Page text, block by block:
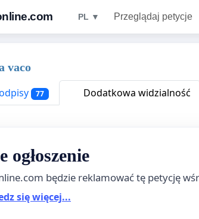
PL ▼ Przeglądaj petycje
vaco
77 Dodatkowa widzialność
ogłoszenie
będzie reklamować tę petycję
się więcej...